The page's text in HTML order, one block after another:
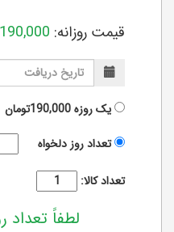
قیمت روزانه: 190,000
یک روزه190,000تومان
تعداد روز دلخواه
تعداد کالا:
لطفاً تعداد